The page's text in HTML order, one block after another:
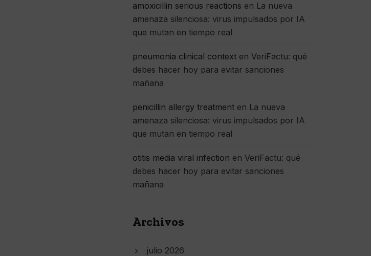
amoxicillin serious reactions en La nueva
amenaza silenciosa: virus impulsados por IA
que mutan en tiempo real
pneumonia clinical context en VeriFactu: qué
debes hacer hoy para evitar sanciones
mañana
penicillin allergy treatment en La nueva
amenaza silenciosa: virus impulsados por IA
que mutan en tiempo real
otitis media viral infection en VeriFactu: qué
debes hacer hoy para evitar sanciones
mañana
Archivos
julio 2026